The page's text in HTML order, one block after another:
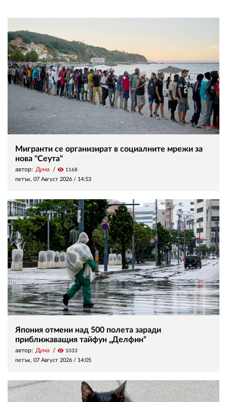
Мигранти се организират в социалните мрежи за
нова "Сеута"
автор: Дума visibility 1168
петък, 07 Август 2026 / 14:53
Япония отмени над 500 полета заради
приближаващия тайфун „Делфин“
автор: Дума visibility 1033
петък, 07 Август 2026 / 14:05